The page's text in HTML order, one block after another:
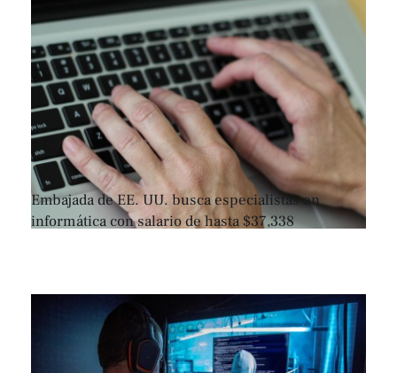
Embajada de EE. UU. busca especialistas en
informática con salario de hasta $37,338